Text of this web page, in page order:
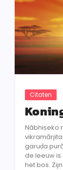
Citaten
Nābhiṣeko
garuḍa
de leeuw
het bos.